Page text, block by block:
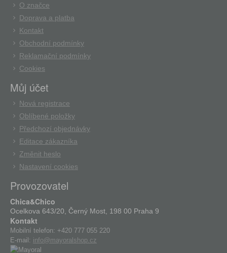
O značce
Doprava a platba
Kontakt
Obchodní podmínky
Reklamační podmínky
Cookies
Můj účet
Nová registrace
Oblíbené položky
Předchozí objednávky
Editace zákazníka
Změnit heslo
Nastavení cookies
Provozovatel
Chica&Chico
Ocelkova 643/20, Černý Most, 198 00 Praha 9
Kontakt
Mobilní telefon: +420 777 055 220
E-mail: info@mayoralshop.cz